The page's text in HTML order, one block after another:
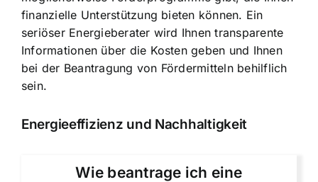
finanzielle Unterstützung bieten können. Ein
seriöser Energieberater wird Ihnen transparente
Informationen über die Kosten geben und Ihnen
bei der Beantragung von Fördermitteln behilflich
sein.
Energieeffizienz und Nachhaltigkeit
Wie beantrage ich eine